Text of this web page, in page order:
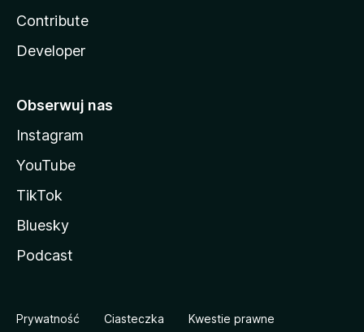
Contribute
Developer
Obserwuj nas
Instagram
YouTube
TikTok
Bluesky
Podcast
Prywatność Ciasteczka Kwestie prawne